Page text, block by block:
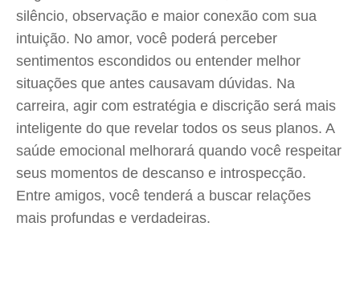
silêncio, observação e maior conexão com sua
intuição. No amor, você poderá perceber
sentimentos escondidos ou entender melhor
situações que antes causavam dúvidas. Na
carreira, agir com estratégia e discrição será mais
inteligente do que revelar todos os seus planos. A
saúde emocional melhorará quando você respeitar
seus momentos de descanso e introspecção.
Entre amigos, você tenderá a buscar relações
mais profundas e verdadeiras.